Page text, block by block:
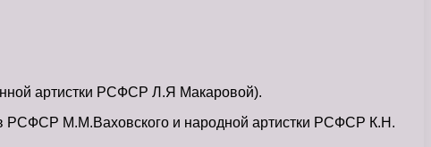
артистки РСФСР Л.Я Макаровой).
РСФСР М.М.Ваховского и народной артистки РСФСР К.Н.